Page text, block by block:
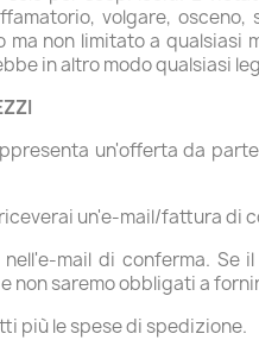
volgare,
non limitato a
in altro modo qualsiasi
un'offerta da
un'e-mail/fattura di
mail di conferma.
non saremo obbligati a
più le spese di spedizione.